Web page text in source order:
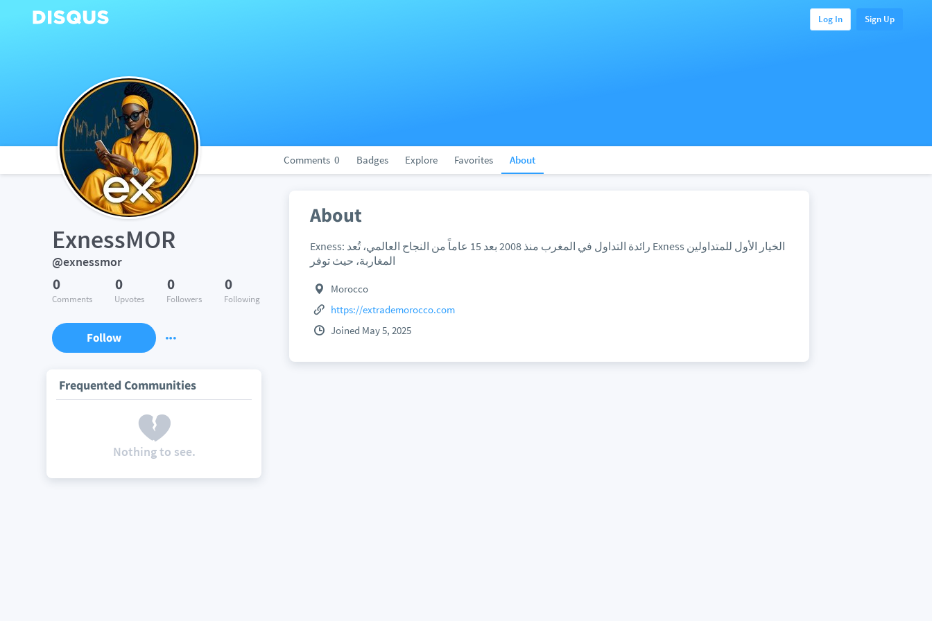
Log In Sign Up
Comments 0 Badges Explore Favorites About
ExnessMOR
@exnessmor
0
Comments
0
Upvotes
0
Followers
0
Following
Follow
Frequented Communities
Nothing to see.
About
Exness: رائدة التداول في المغرب منذ 2008 بعد 15 عاماً من النجاح العالمي، تُعد Exness الخيار الأول للمتداولين
المغاربة، حيث توفر
Morocco
https://extrademorocco.com
Joined May 5, 2025